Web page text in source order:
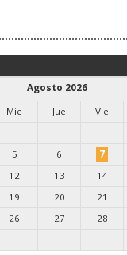
Agosto 2026
Mie Jue Vie
5 6 7
12 13 14
19 20 21
26 27 28